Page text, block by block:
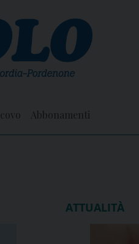
Abbonamenti
ATTUALITÀ